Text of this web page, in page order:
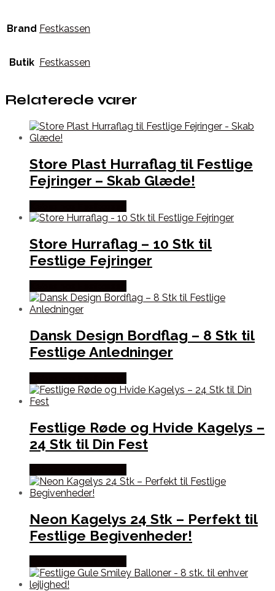
Brand Festkassen
Butik Festkassen
Relaterede varer
Store Plast Hurraflag til Festlige
Fejringer – Skab Glæde!
Store Hurraflag – 10 Stk til
Festlige Fejringer
Dansk Design Bordflag – 8 Stk til
Festlige Anledninger
Festlige Røde og Hvide Kagelys –
24 Stk til Din Fest
Neon Kagelys 24 Stk – Perfekt til
Festlige Begivenheder!